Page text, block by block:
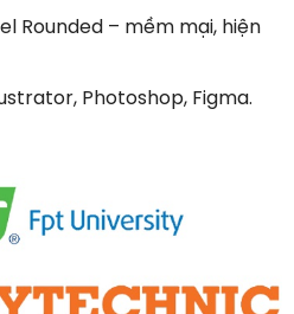
Rounded – mềm mại, hiện
Photoshop, Figma.